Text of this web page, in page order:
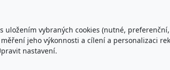
Brno,
Škola:
Jídelna:
uložením vybraných cookies (nutné,
jeho výkonnosti a cílení a personalizaci
nastavení.